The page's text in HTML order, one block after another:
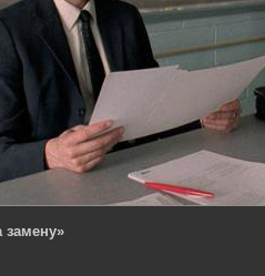
замену»